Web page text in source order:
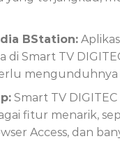
BStation:
di Smart TV
mengunduhnya
Smart TV
fitur menarik,
Access, dan